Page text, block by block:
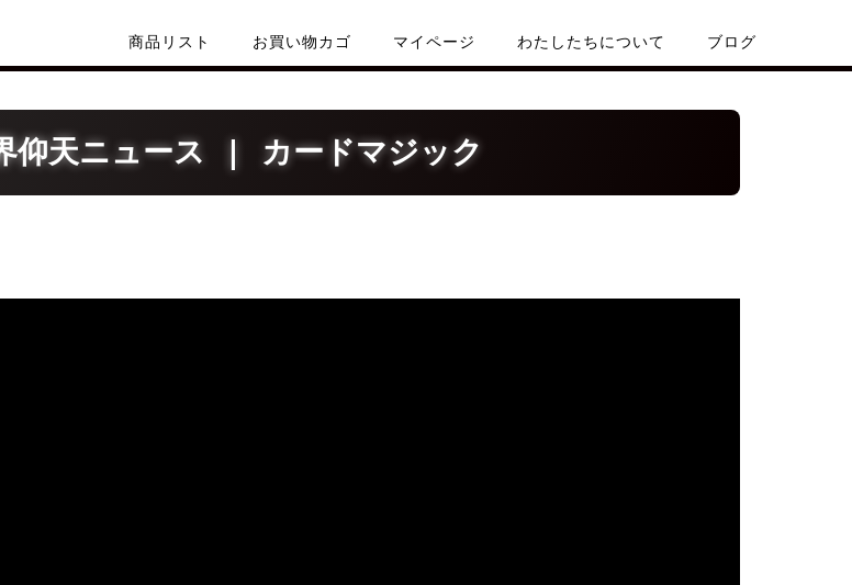
商品リスト お買い物カゴ マイページ わたしたちについて ブログ
天ニュース | カードマジック